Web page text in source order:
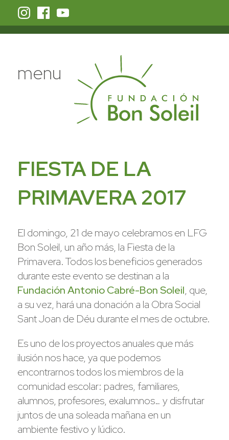
menu
FIESTA DE LA
PRIMAVERA 2017
El domingo, 21 de mayo celebramos en LFG
Bon Soleil, un año más, la Fiesta de la
Primavera. Todos los beneficios generados
durante este evento se destinan a la
Fundación Antonio Cabré-Bon Soleil, que,
a su vez, hará una donación a la Obra Social
Sant Joan de Déu durante el mes de octubre.
Es uno de los proyectos anuales que más
ilusión nos hace, ya que podemos
encontrarnos todos los miembros de la
comunidad escolar: padres, familiares,
alumnos, profesores, exalumnos… y disfrutar
juntos de una soleada mañana en un
ambiente festivo y lúdico.